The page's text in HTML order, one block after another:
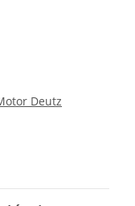
Deutz